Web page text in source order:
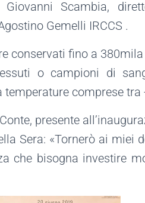
Scambia,
Gemelli IRCCS .
conservati fino a
o campioni di
temperature comprese
presente
Sera: «Tornerò ai miei
che bisogna investire